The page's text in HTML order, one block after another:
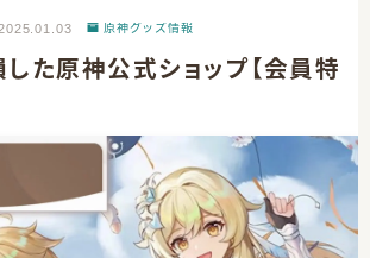
の会員登録について
原神グッズ情報
した原神公式ショップ【会員特